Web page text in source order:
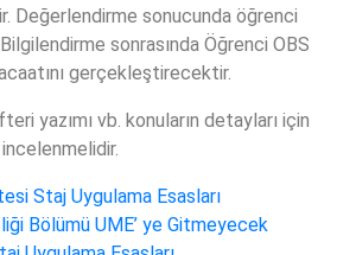
Değerlendirme sonucunda öğrenci
sonrasında Öğrenci OBS
gerçekleştirecektir.
yazımı vb. konuların detayları için
Staj Uygulama Esasları
Bölümü UME’ ye Gitmeyecek